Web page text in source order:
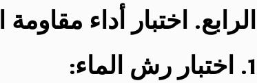
الرابع. اختبار أداء مقاومة
1. اختبار رش الماء: